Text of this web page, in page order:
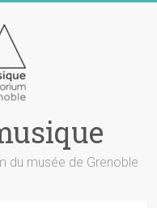
du musée de Grenoble